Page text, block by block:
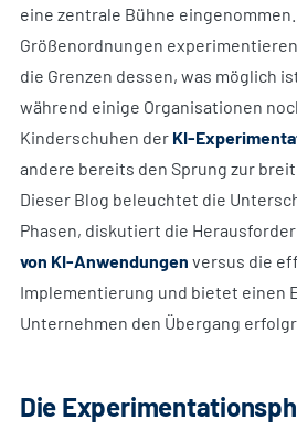
eine zentrale Bühne
Größenordnungen
die Grenzen dessen, was möglich
während einige Organisationen
Kinderschuhen der KI-
andere bereits den Sprung zur
Dieser Blog beleuchtet die
Phasen, diskutiert die
von KI-Anwendungen versus die
Implementierung und bietet einen
Unternehmen den Übergang
Die